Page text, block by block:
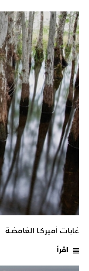
غابات أميركـا الغامضـة
اقرأ